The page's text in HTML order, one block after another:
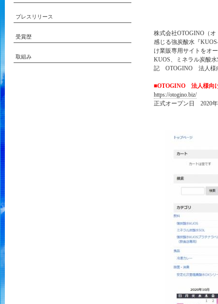
株式会社OTOGINO（
感じる強炭酸水『
け業販専用サイトをオ
KUOS、ミネラル炭酸
記 OTOGINO 法人様
■OTOGINO 法人様向
https://otogino.biz/
正式オープン日 2020年
プレスリリース
受賞歴
取組み